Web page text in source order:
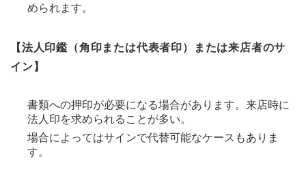
められます。
【法人印鑑（角印または代表者印）または来店者のサ
イン】
書類への押印が必要になる場合があります。来店時に
法人印を求められることが多い。
場合によってはサインで代替可能なケースもありま
す。